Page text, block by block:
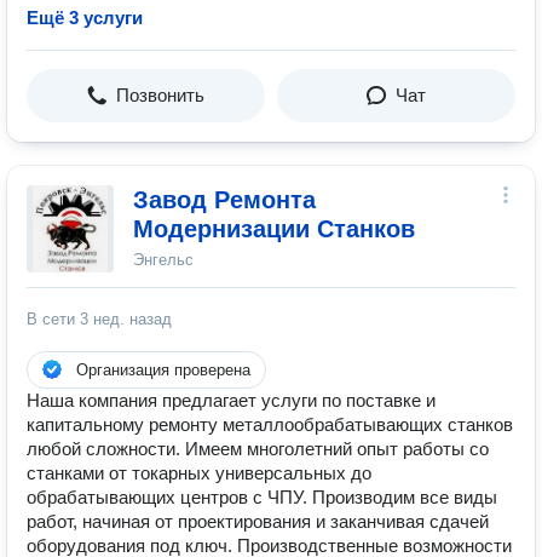
Ещё 3 услуги
Позвонить Чат
Завод Ремонта
Модернизации Станков
Энгельс
В сети 3 нед. назад
Организация проверена
Наша компания предлагает услуги по поставке и
капитальному ремонту металлообрабатывающих станков
любой сложности. Имеем многолетний опыт работы со
станками от токарных универсальных до
обрабатывающих центров с ЧПУ. Производим все виды
работ, начиная от проектирования и заканчивая сдачей
оборудования под ключ. Производственные возможности